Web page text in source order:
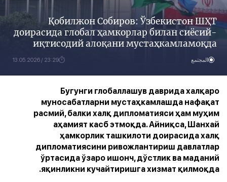
Қобилжон Собиров: Ўзбекистон ШҲТ
доирасида глобал ҳамкорлар билан сиёсий-
иқтисодий алоқани мустаҳкамламоқда
المجتمع 23:29 / 13.05.2026
Бугунги глобаллашув даврида халқаро
муносабатларни мустаҳкамлашда нафақат
расмий, балки халқ дипломатияси ҳам муҳим
аҳамият касб этмоқда. Айниқса, Шанхай
ҳамкорлик ташкилоти доирасида халқ
дипломатиясини ривожлантириш давлатлар
ўртасида ўзаро ишонч, дўстлик ва маданий
яқинликни кучайтиришга хизмат қилмоқда.